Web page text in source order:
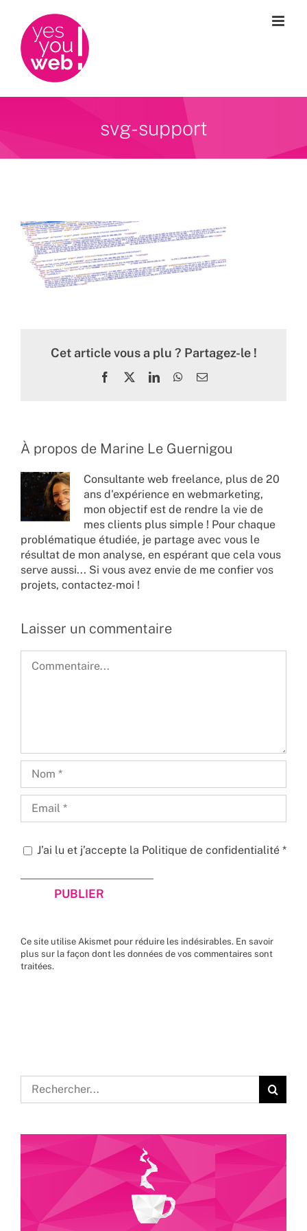
contenu
svg-support
Cet article vous a plu ? Partagez-le !
Facebook LinkedInWhatsApp
Email
À propos de Marine Le Guernigou
Consultante web freelance, plus de 20
ans d'expérience en webmarketing,
mon objectif est de rendre la vie de
mes clients plus simple ! Pour chaque
problématique étudiée, je partage avec vous le
résultat de mon analyse, en espérant que cela vous
serve aussi... Si vous avez envie de me confier vos
projets, contactez-moi !
Laisser un commentaire
J’ai lu et j’accepte la Politique de confidentialité *
Ce site utilise Akismet pour réduire les indésirables. En savoir
plus sur la façon dont les données de vos commentaires sont
traitées.
Rechercher: